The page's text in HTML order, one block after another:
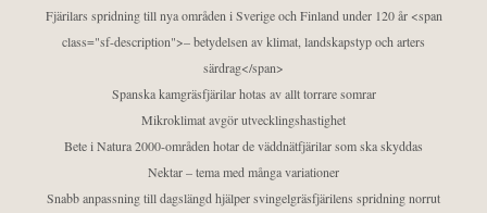
Fjärilars spridning till nya områden i Sverige och Finland under 120 år <span
class="sf-description">– betydelsen av klimat, landskapstyp och arters
särdrag</span>
Spanska kamgräsfjärilar hotas av allt torrare somrar
Mikroklimat avgör utvecklingshastighet
Bete i Natura 2000-områden hotar de väddnätfjärilar som ska skyddas
Nektar – tema med många variationer
Snabb anpassning till dagslängd hjälper svingelgräsfjärilens spridning norrut